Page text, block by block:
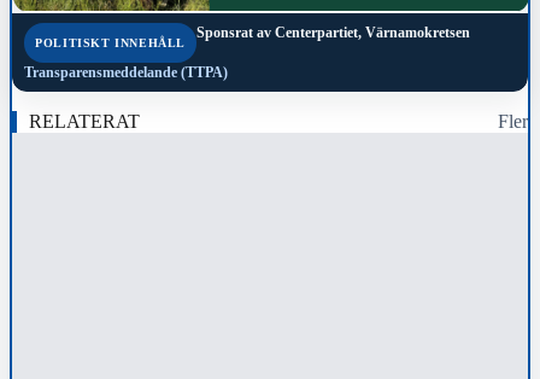
POLITISKT INNEHÅLL
Sponsrat av Centerpartiet, Värnamokretsen
Transparensmeddelande (TTPA)
RELATERAT Fler